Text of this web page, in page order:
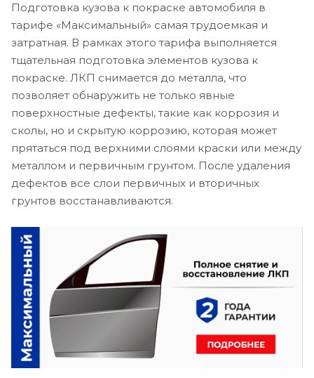
Подготовка кузова к покраске автомобиля в
тарифе «Максимальный» самая трудоемкая и
затратная. В рамках этого тарифа выполняется
тщательная подготовка элементов кузова к
покраске. ЛКП снимается до металла, что
позволяет обнаружить не только явные
поверхностные дефекты, такие как коррозия и
сколы, но и скрытую коррозию, которая может
прятаться под верхними слоями краски или между
металлом и первичным грунтом. После удаления
дефектов все слои первичных и вторичных
грунтов восстанавливаются.